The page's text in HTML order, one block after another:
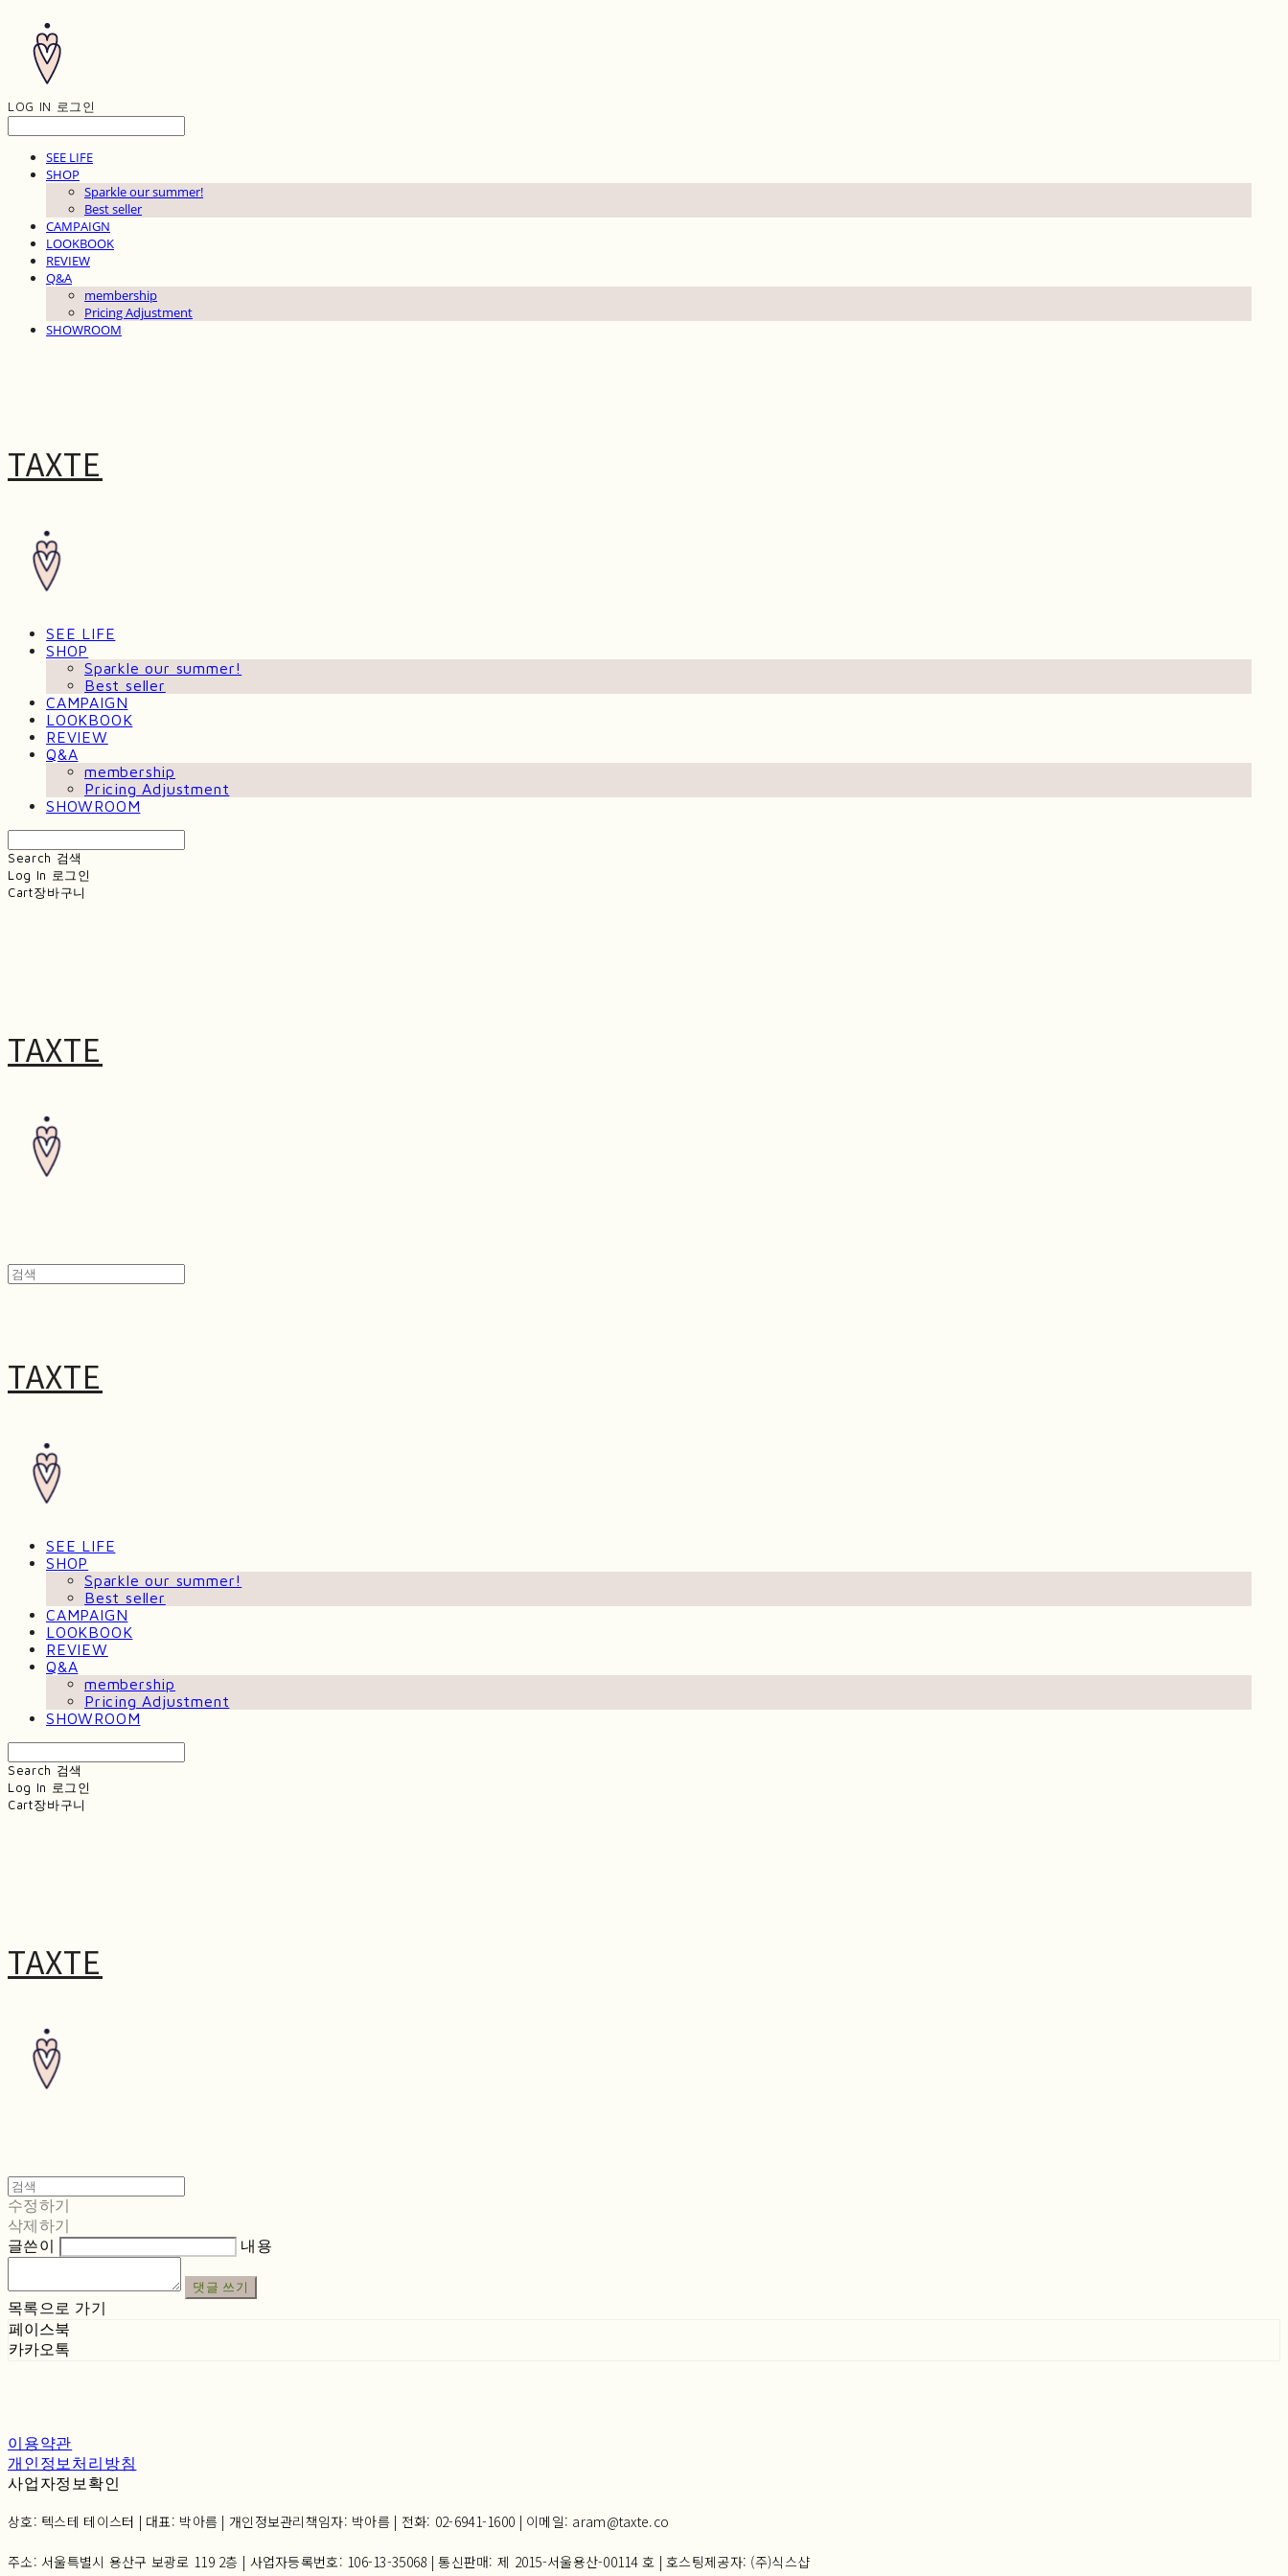
LOG IN 로그인
SEE LIFE
SHOP
Sparkle our summer!
Best seller
CAMPAIGN
LOOKBOOK
REVIEW
Q&A
membership
Pricing Adjustment
SHOWROOM
TAXTE
SEE LIFE
SHOP
Sparkle our summer!
Best seller
CAMPAIGN
LOOKBOOK
REVIEW
Q&A
membership
Pricing Adjustment
SHOWROOM
Search 검색
Log In 로그인
Cart장바구니
TAXTE
TAXTE
SEE LIFE
SHOP
Sparkle our summer!
Best seller
CAMPAIGN
LOOKBOOK
REVIEW
Q&A
membership
Pricing Adjustment
SHOWROOM
Search 검색
Log In 로그인
Cart장바구니
TAXTE
수정하기
삭제하기
글쓴이
내용
댓글 쓰기
목록으로 가기
페이스북
카카오톡
이용약관
개인정보처리방침
사업자정보확인
상호: 텍스테 테이스터 | 대표: 박아름 | 개인정보관리책임자: 박아름 | 전화: 02-6941-1600 | 이메일: aram@taxte.co
주소: 서울특별시 용산구 보광로 119 2층 | 사업자등록번호: 106-13-35068 | 통신판매: 제 2015-서울용산-00114 호 | 호스팅제공자: (주)식스샵